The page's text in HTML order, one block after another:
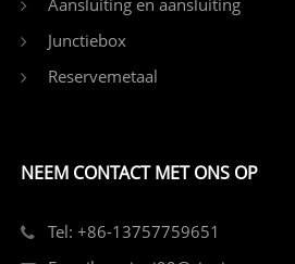
Aansluiting en aansluiting
Junctiebox
Reservemetaal
NEEM CONTACT MET ONS OP
Tel: +86-13757759651